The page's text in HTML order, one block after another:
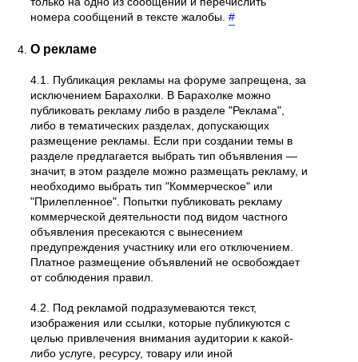
номера сообщений в тексте жалобы.#
О рекламе
4.1. Публикация рекламы на форуме запрещена, за
исключением Барахолки. В Барахолке можно
публиковать рекламу либо в разделе "Реклама",
либо в тематических разделах, допускающих
размещение рекламы. Если при создании темы в
разделе предлагается выбрать тип объявления —
значит, в этом разделе можно размещать рекламу, и
необходимо выбрать тип "Коммерческое" или
"Прилепленное". Попытки публиковать рекламу
коммерческой деятельности под видом частного
объявления пресекаются с вынесением
предупреждения участнику или его отключением.
Платное размещение объявлений не освобождает
от соблюдения правил.
4.2. Под рекламой подразумеваются текст,
изображения или ссылки, которые публикуются с
целью привлечения внимания аудитории к какой-
либо услуге, ресурсу, товару или иной